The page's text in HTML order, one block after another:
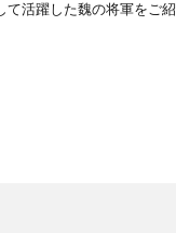
て活躍した魏の将軍をご紹